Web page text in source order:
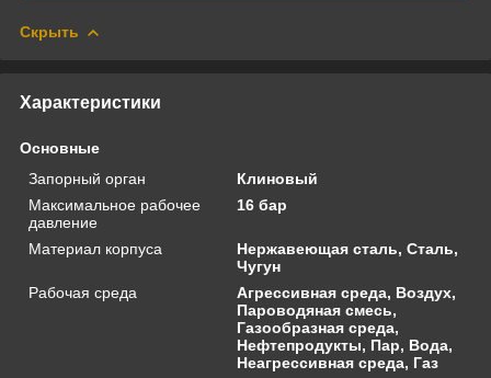
Скрыть
Характеристики
Основные
Запорный орган
Клиновый
Максимальное рабочее
давление
16 бар
Материал корпуса
Нержавеющая сталь, Сталь,
Чугун
Рабочая среда
Агрессивная среда, Воздух,
Пароводяная смесь,
Газообразная среда,
Нефтепродукты, Пар, Вода,
Неагрессивная среда, Газ